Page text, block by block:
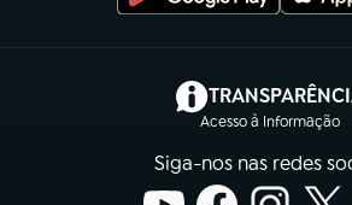
Acesso à Informação
(abre
Siga-nos nas redes